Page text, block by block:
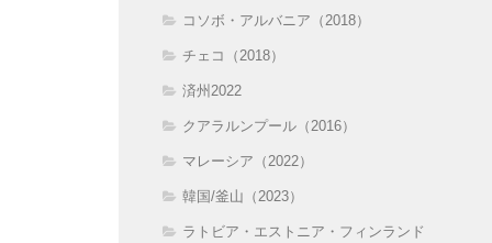
コソボ・アルバニア（2018）
チェコ（2018）
済州2022
クアラルンプール（2016）
マレーシア（2022）
韓国/釜山（2023）
ラトビア・エストニア・フィンランド